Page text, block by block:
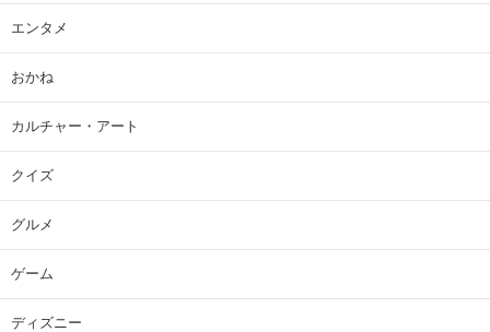
エンタメ
おかね
カルチャー・アート
クイズ
グルメ
ゲーム
ディズニー